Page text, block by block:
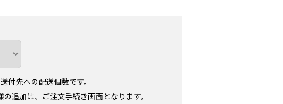
付先への配送個数です。
追加は、ご注文手続き画面となります。